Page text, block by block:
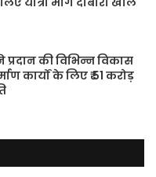
की विभिन्न विकास
कार्यों के लिए ₹ 51 करोड़